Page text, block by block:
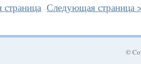
Следующая страница
©